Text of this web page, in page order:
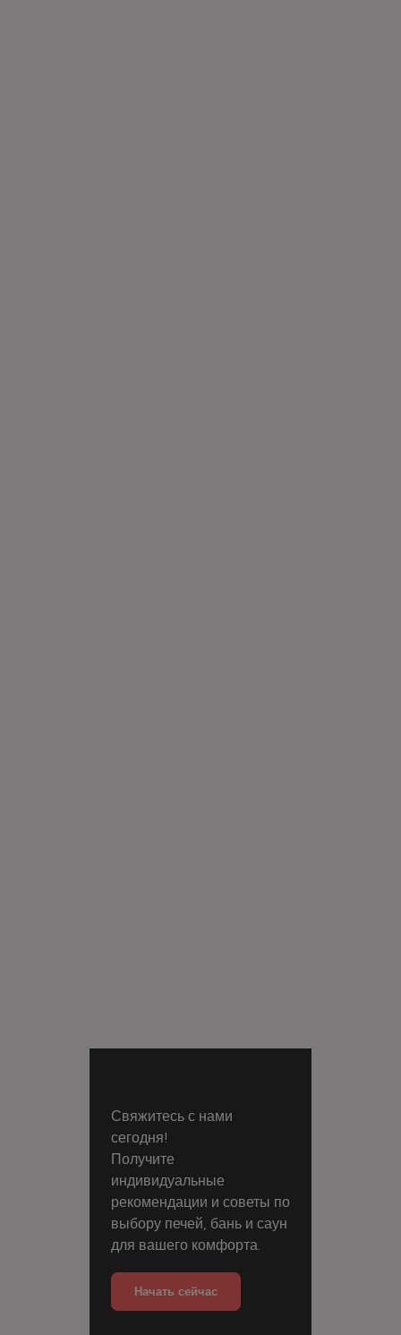
Свяжитесь с нами
сегодня!
Получите
индивидуальные
рекомендации и советы по
выбору печей, бань и саун
для вашего комфорта.
Начать сейчас